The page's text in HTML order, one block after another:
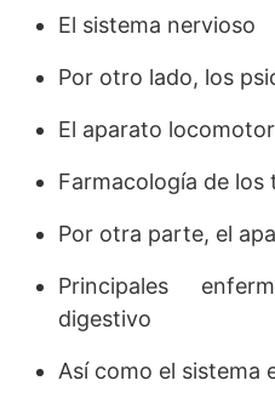
El sistema nervioso
Por otro lado, los
El aparato locomotor
Farmacología de
Por otra parte, el
Principales
digestivo
Así como el sistema